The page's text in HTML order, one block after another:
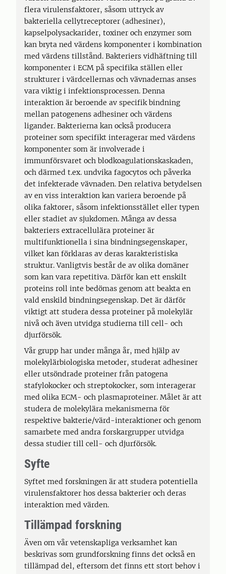
flera virulensfaktorer, såsom uttryck av
bakteriella cellytreceptorer (adhesiner),
kapselpolysackarider, toxiner och enzymer som
kan bryta ned värdens komponenter i kombination
med värdens tillstånd. Bakteriers vidhäftning till
komponenter i ECM på specifika ställen eller
strukturer i värdcellernas och vävnadernas anses
vara viktig i infektionsprocessen. Denna
interaktion är beroende av specifik bindning
mellan patogenens adhesiner och värdens
ligander. Bakterierna kan också producera
proteiner som specifikt interagerar med värdens
komponenter som är involverade i
immunförsvaret och blodkoagulationskaskaden,
och därmed t.ex. undvika fagocytos och påverka
det infekterade vävnaden. Den relativa betydelsen
av en viss interaktion kan variera beroende på
olika faktorer, såsom infektionsstället eller typen
eller stadiet av sjukdomen. Många av dessa
bakteriers extracellulära proteiner är
multifunktionella i sina bindningsegenskaper,
vilket kan förklaras av deras karakteristiska
struktur. Vanligtvis består de av olika domäner
som kan vara repetitiva. Därför kan ett enskilt
proteins roll inte bedömas genom att beakta en
vald enskild bindningsegenskap. Det är därför
viktigt att studera dessa proteiner på molekylär
nivå och även utvidga studierna till cell- och
djurförsök.
Vår grupp har under många år, med hjälp av
molekylärbiologiska metoder, studerat adhesiner
eller utsöndrade proteiner från patogena
stafylokocker och streptokocker, som interagerar
med olika ECM- och plasmaproteiner. Målet är att
studera de molekylära mekanismerna för
respektive bakterie/värd-interaktioner och genom
samarbete med andra forskargrupper utvidga
dessa studier till cell- och djurförsök.
Syfte
Syftet med forskningen är att studera potentiella
virulensfaktorer hos dessa bakterier och deras
interaktion med värden.
Tillämpad forskning
Även om vår vetenskapliga verksamhet kan
beskrivas som grundforskning finns det också en
tillämpad del, eftersom det finns ett stort behov i